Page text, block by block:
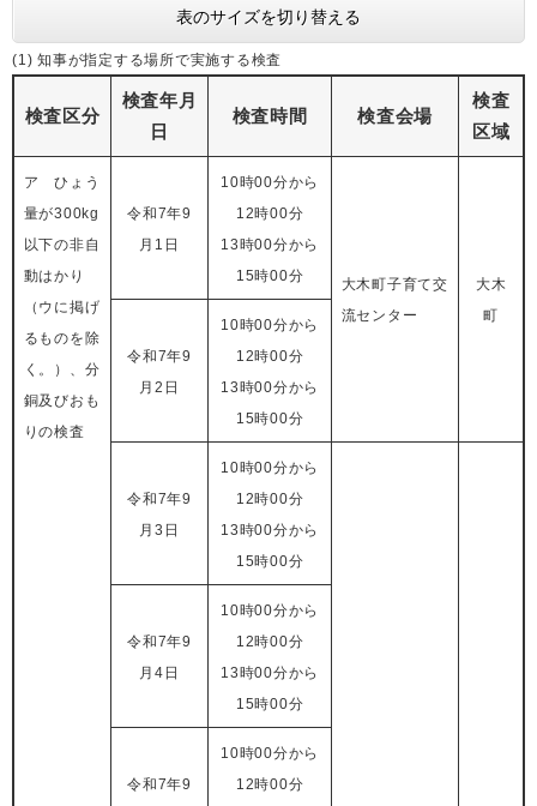
表のサイズを切り替える
(1) 知事が指定する場所で実施する検査
検査区分
検査年月
日
検査時間 検査会場
検査
区域
ア ひょう
量が300kg
以下の非自
動はかり
（ウに掲げ
るものを除
く。）、分
銅及びおも
りの検査
令和7年9
月1日
10時00分から
12時00分
13時00分から
15時00分
大木町子育て交
流センター
大木
町
令和7年9
月2日
10時00分から
12時00分
13時00分から
15時00分
令和7年9
月3日
10時00分から
12時00分
13時00分から
15時00分
令和7年9
月4日
10時00分から
12時00分
13時00分から
15時00分
令和7年9
10時00分から
12時00分